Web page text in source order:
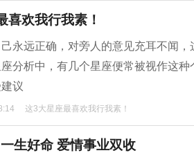
喜欢我行我素！
永远正确，对旁人的意见充耳不闻
分析中，有几个星座便常被视作这
议
这3大星座最喜欢我行我素！
生好命 爱情事业双收